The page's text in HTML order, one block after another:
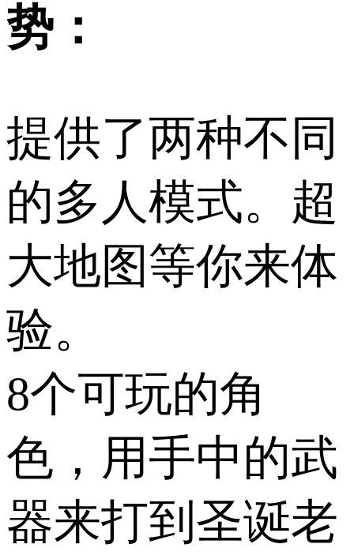
势：
提供了两种不同
的多人模式。超
大地图等你来体
验。
8个可玩的角
色，用手中的武
器来打到圣诞老